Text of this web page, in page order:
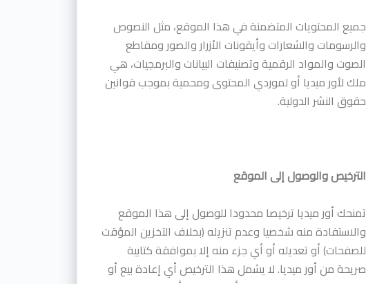
جميع المحتويات المتضمنة في هذا الموقع، مثل النصوص
والرسومات والشعارات وأيقونات الأزرار والصور ومقاطع
الصوت والمواد الرقمية وتصنيفات البيانات والبرمجيات، هي
ملك لأور ميديا أو لموردي المحتوى ومحمية بموجب قوانين
حقوق النشر الدولية.
الترخيص والوصول إلى الموقع
تمنحك أور ميديا ترخيصا محدودا للوصول إلى هذا الموقع
والاستفادة منه شخصيا وعدم تنزيله (بخلاف التخزين المؤقت
للصفحات) أو تعديله أو أي جزء منه إلا بموافقة كتابية
صريحة من أور ميديا. لا يشمل هذا الترخيص أي إعادة بيع أو